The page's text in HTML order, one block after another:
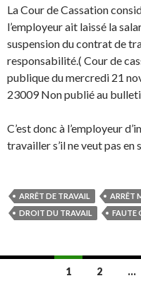
La Cour de Cassation
l’employeur ait laissé la
suspension du contrat de
responsabilité.( Cour de
publique du mercredi 21
23009 Non publié au
C’est donc à l’employeur
travailler s’il ne veut pas
ARRÊT DE TRAVAIL ARRÊT
DROIT DU TRAVAIL
FAUTE
Navigation
1 2 …